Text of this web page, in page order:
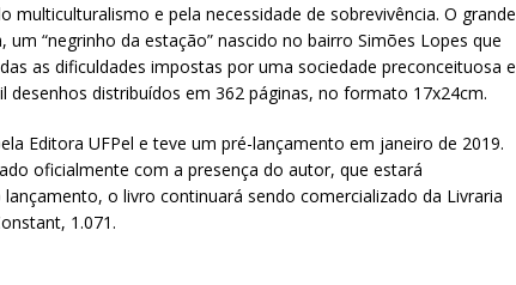
multiculturalismo e pela necessidade de sobrevivência. O grande
“negrinho da estação” nascido no bairro Simões Lopes que
as dificuldades impostas por uma sociedade preconceituosa e
distribuídos em 362 páginas, no formato 17x24cm.
Editora UFPel e teve um pré-lançamento em janeiro de 2019.
oficialmente com a presença do autor, que estará
o livro continuará sendo comercializado da Livraria
1.071.